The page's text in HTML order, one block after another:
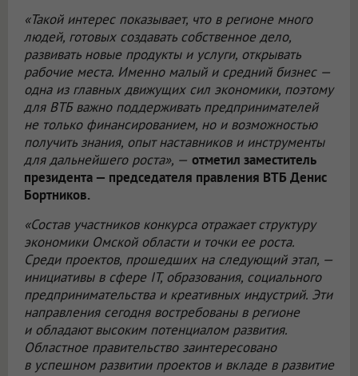
«Такой интерес показывает, что в регионе много
людей, готовых создавать собственное дело,
развивать новые продукты и услуги, открывать
рабочие места. Именно малый и средний бизнес —
одна из главных движущих сил экономики, поэтому
для ВТБ важно поддерживать предпринимателей
не только финансированием, но и возможностью
получить знания, опыт наставников и инструменты
для дальнейшего роста», — отметил заместитель
президента — председателя правления ВТБ Денис
Бортников.
«Состав участников конкурса отражает структуру
экономики Омской области и точки ее роста.
Среди проектов, прошедших на следующий этап, —
инициативы в сфере IT, образования, социального
предпринимательства и креативных индустрий. Эти
направления сегодня востребованы в регионе
и обладают высоким потенциалом развития.
Областное правительство заинтересовано
в успешном развитии проектов и вкладе в развитие